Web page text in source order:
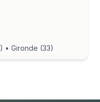
) • Gironde (33)